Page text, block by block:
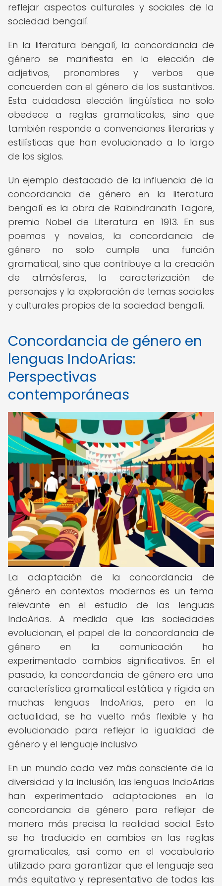
reflejar aspectos culturales y sociales de la
sociedad bengalí.
En la literatura bengalí, la concordancia de
género se manifiesta en la elección de
adjetivos, pronombres y verbos que
concuerden con el género de los sustantivos.
Esta cuidadosa elección lingüística no solo
obedece a reglas gramaticales, sino que
también responde a convenciones literarias y
estilísticas que han evolucionado a lo largo
de los siglos.
Un ejemplo destacado de la influencia de la
concordancia de género en la literatura
bengalí es la obra de Rabindranath Tagore,
premio Nobel de Literatura en 1913. En sus
poemas y novelas, la concordancia de
género no solo cumple una función
gramatical, sino que contribuye a la creación
de atmósferas, la caracterización de
personajes y la exploración de temas sociales
y culturales propios de la sociedad bengalí.
Concordancia de género en
lenguas IndoArias:
Perspectivas
contemporáneas
La adaptación de la concordancia de
género en contextos modernos es un tema
relevante en el estudio de las lenguas
IndoArias. A medida que las sociedades
evolucionan, el papel de la concordancia de
género en la comunicación ha
experimentado cambios significativos. En el
pasado, la concordancia de género era una
característica gramatical estática y rígida en
muchas lenguas IndoArias, pero en la
actualidad, se ha vuelto más flexible y ha
evolucionado para reflejar la igualdad de
género y el lenguaje inclusivo.
En un mundo cada vez más consciente de la
diversidad y la inclusión, las lenguas IndoArias
han experimentado adaptaciones en la
concordancia de género para reflejar de
manera más precisa la realidad social. Esto
se ha traducido en cambios en las reglas
gramaticales, así como en el vocabulario
utilizado para garantizar que el lenguaje sea
más equitativo y representativo de todas las